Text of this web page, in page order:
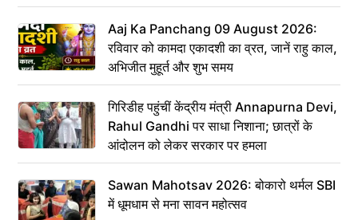
Aaj Ka Panchang 09 August 2026:
रविवार को कामदा एकादशी का व्रत, जानें राहु काल,
अभिजीत मुहूर्त और शुभ समय
गिरिडीह पहुंचीं केंद्रीय मंत्री Annapurna Devi,
Rahul Gandhi पर साधा निशाना; छात्रों के
आंदोलन को लेकर सरकार पर हमला
Sawan Mahotsav 2026: बोकारो थर्मल SBI
में धूमधाम से मना सावन महोत्सव